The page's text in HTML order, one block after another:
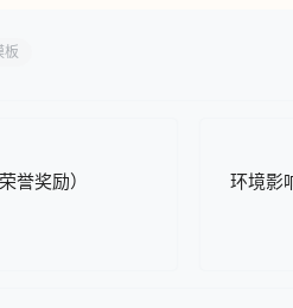
板
誉奖励）
环境影